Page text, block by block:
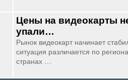
Цены на видеокарты
упали…
Рынок видеокарт начинает
ситуация различается по
странах …